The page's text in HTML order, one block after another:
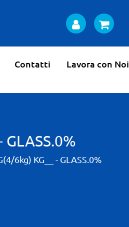
Contatti Lavora con Noi
6kg) KG__ - GLASS.0%